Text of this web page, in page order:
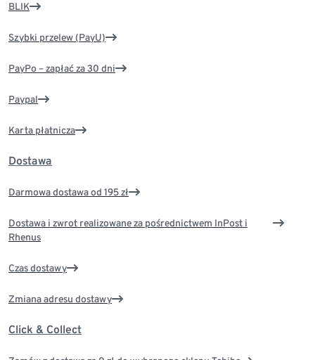
BLIK
Szybki przelew (PayU)
PayPo – zapłać za 30 dni
Paypal
Karta płatnicza
Dostawa
Darmowa dostawa od 195 zł
Dostawa i zwrot realizowane za pośrednictwem InPost i
Rhenus
Czas dostawy
Zmiana adresu dostawy
Click & Collect